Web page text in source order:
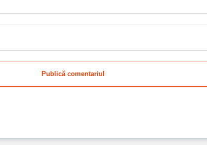
Publică comentariul